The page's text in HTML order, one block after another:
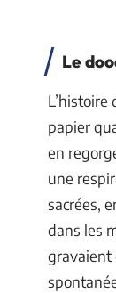
Le
L’histoire
papier
en
une
sacrées,
dans les
gravaient